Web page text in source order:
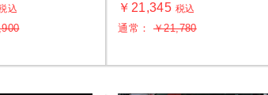
込
￥21,345 税込
通常： ￥21,780